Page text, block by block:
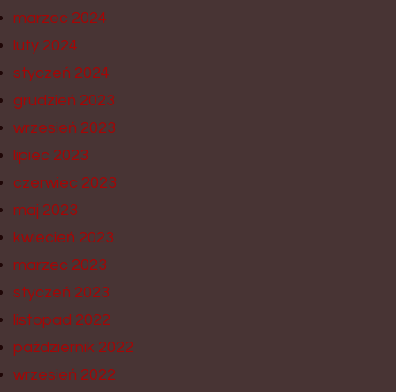
marzec 2024
luty 2024
styczeń 2024
grudzień 2023
wrzesień 2023
lipiec 2023
czerwiec 2023
maj 2023
kwiecień 2023
marzec 2023
styczeń 2023
listopad 2022
październik 2022
wrzesień 2022